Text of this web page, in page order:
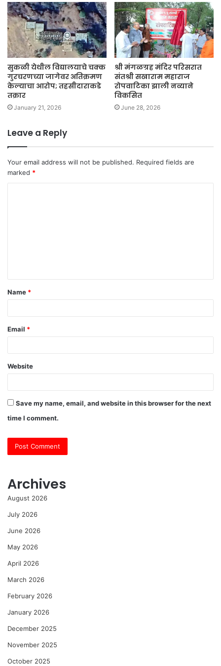
सुकळी येथील विद्यालयाचे चक्क
गुरचरणच्या जागेवर अतिक्रमण
केल्याचा आरोप; तहसीदाराकडे
तक्रार
January 21, 2026
श्री मंगळग्रह मंदिर परिसरात
संतश्री सखाराम महाराज
रोपवाटिका झाली नव्याने
विकसित
June 28, 2026
Leave a Reply
Your email address will not be published. Required fields are
marked *
t
*
Name *
Email *
Website
Save my name, email, and website in this browser for the next
time I comment.
Archives
August 2026
July 2026
June 2026
May 2026
April 2026
March 2026
February 2026
January 2026
December 2025
November 2025
October 2025